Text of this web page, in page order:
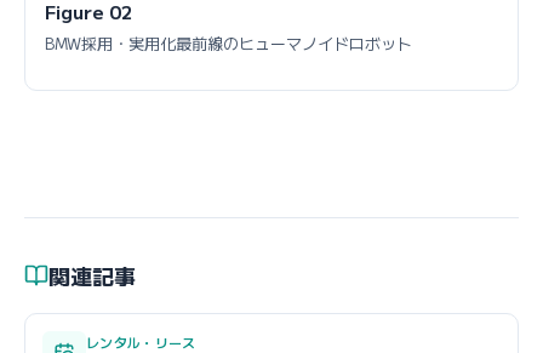
Figure 02
BMW採用・実用化最前線のヒューマノイドロボット
関連記事
レンタル・リース